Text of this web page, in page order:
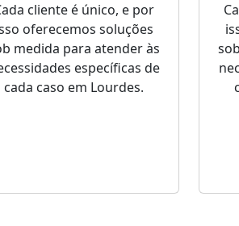
cliente é único, e por
oferecemos soluções
medida para atender às
específicas de
cada caso em Lourdes.